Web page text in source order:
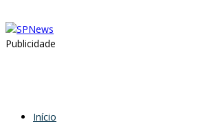
Publicidade
Início